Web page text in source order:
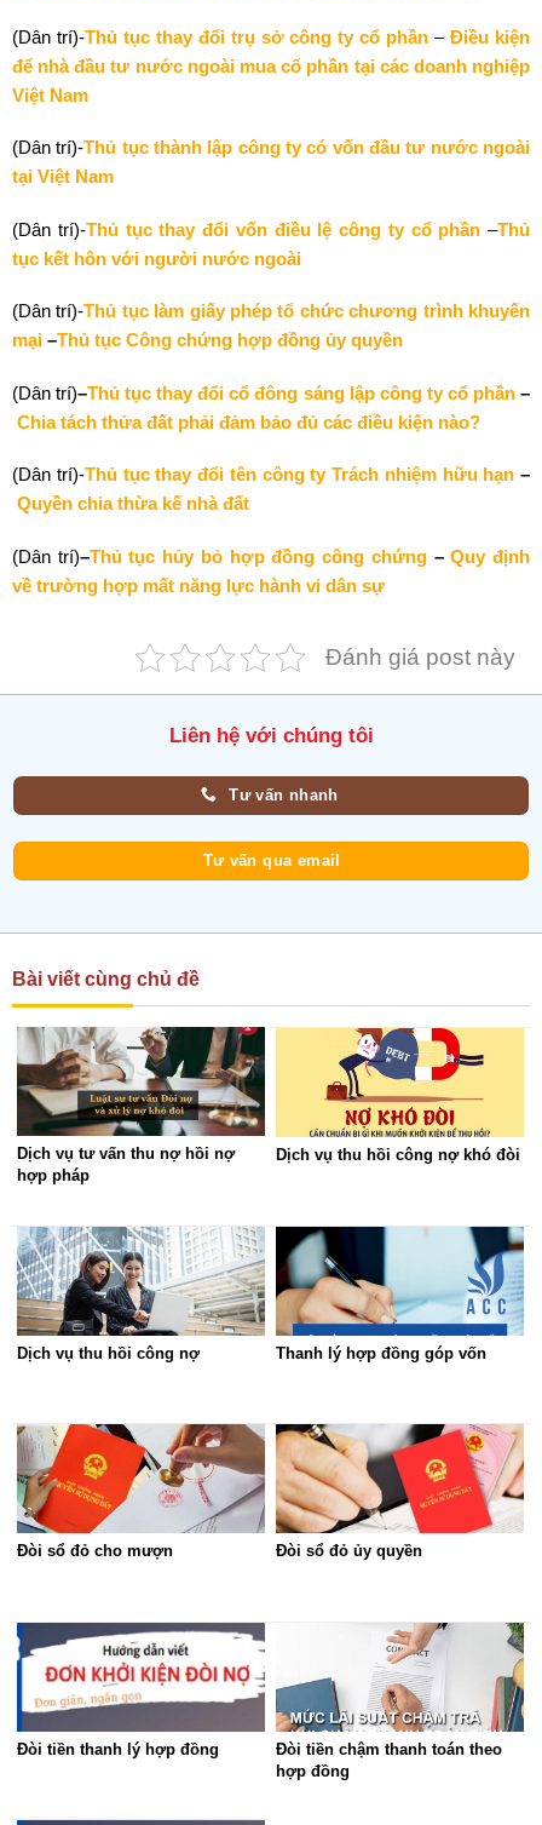
(Dân trí)-Thủ tục thay đổi trụ sở công ty cổ phần –Điều kiện
để nhà đầu tư nước ngoài mua cổ phần tại các doanh nghiệp
Việt Nam
(Dân trí)-Thủ tục thành lập công ty có vốn đầu tư nước ngoài
tại Việt Nam
(Dân trí)-Thủ tục thay đổi vốn điều lệ công ty cổ phần –Thủ
tục kết hôn với người nước ngoài
(Dân trí)-Thủ tục làm giấy phép tổ chức chương trình khuyến
mại –Thủ tục Công chứng hợp đồng ủy quyền
(Dân trí)–Thủ tục thay đổi cổ đông sáng lập công ty cổ phần–
Chia tách thửa đất phải đảm bảo đủ các điều kiện nào?
(Dân trí)-Thủ tục thay đổi tên công ty Trách nhiệm hữu hạn –
Quyền chia thừa kế nhà đất
(Dân trí)–Thủ tục hủy bỏ hợp đồng công chứng–Quy định
về trường hợp mất năng lực hành vi dân sự
Đánh giá post này
Liên hệ với chúng tôi
Tư vấn nhanh
Tư vấn qua email
Bài viết cùng chủ đề
Dịch vụ tư vấn thu nợ hồi nợ
hợp pháp
Dịch vụ thu hồi công nợ khó đòi
Dịch vụ thu hồi công nợ Thanh lý hợp đồng góp vốn
Đòi sổ đỏ cho mượn Đòi sổ đỏ ủy quyền
Đòi tiền thanh lý hợp đồng
Đòi tiền chậm thanh toán theo
hợp đồng